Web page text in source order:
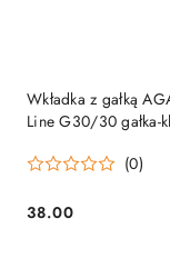
Wkładka z gałką
Line G30/30 gałka-
(0)
Cena:
38.00